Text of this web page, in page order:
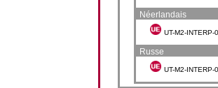
Néerlandais
UT-M2-INTERP-
Russe
UT-M2-INTERP-